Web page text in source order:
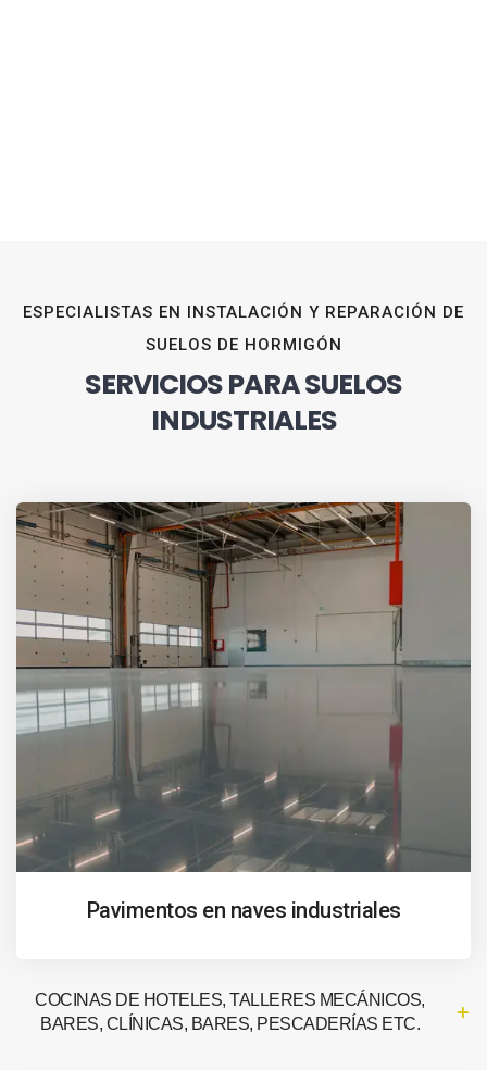
ESPECIALISTAS EN INSTALACIÓN Y REPARACIÓN DE
SUELOS DE HORMIGÓN
SERVICIOS PARA SUELOS
INDUSTRIALES
Pavimentos en naves industriales
COCINAS DE HOTELES, TALLERES MECÁNICOS,
BARES, CLÍNICAS, BARES, PESCADERÍAS ETC.